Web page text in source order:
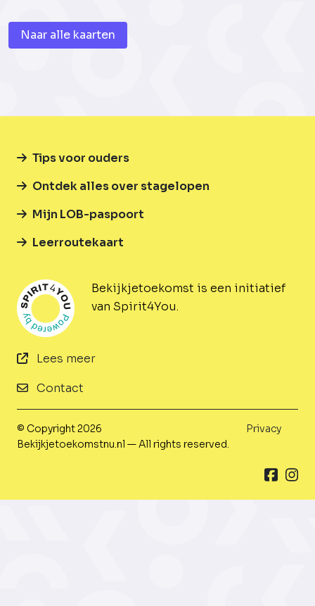
Naar alle kaarten
Bekijkjetoekomst is een initiatief
van Spirit4You.
Lees meer
Contact
Tips voor ouders
Ontdek alles over stagelopen
Mijn LOB-paspoort
Leerroutekaart
© Copyright 2026
Bekijkjetoekomstnu.nl — All rights reserved.
Privacy